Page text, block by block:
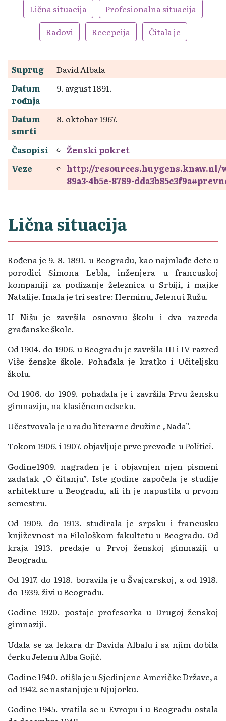
Lična situacija
Profesionalna situacija
Radovi
Recepcija Čitala je
Suprug
David Albala
Datum
rođenja
9. avgust 1891.
Datum
smrti
8. oktobar 1967.
Časopisi
Ženski pokret
Veze
http://
89a3-4b5e-8789-
Lična situacija
Rođena je 9. 8. 1891. u Beogradu, kao najmlađe dete u
porodici Simona Lebla, inženjera u francuskoj
kompaniji za podizanje železnica u Srbiji, i majke
Natalije. Imala je tri sestre: Herminu, Jelenu i Ružu.
U Nišu je završila osnovnu školu i dva razreda
građanske škole.
Od 1904. do 1906. u Beogradu je završila III i IV razred
Više ženske škole. Pohađala je kratko i Učiteljsku
školu.
Od 1906. do 1909. pohađala je i završila Prvu žensku
gimnaziju, na klasičnom odseku.
Učestvovala je u radu literarne družine „Nada”.
Tokom 1906. i 1907. objavljuje prve prevode uPolitici.
Godine1909. nagrađen je i objavnjen njen pismeni
zadatak „O čitanju”. Iste godine započela je studije
arhitekture u Beogradu, ali ih je napustila u prvom
semestru.
Od 1909. do 1913. studirala je srpsku i francusku
književnost na Filološkom fakultetu u Beogradu. Od
kraja 1913. predaje u Prvoj ženskoj gimnaziji u
Beogradu.
Od 1917. do 1918. boravila je u Švajcarskoj, a od 1918.
do 1939. živi u Beogradu.
Godine 1920. postaje profesorka u Drugoj ženskoj
gimnaziji.
Udala se za lekara dr Davida Albalu i sa njim dobila
ćerku Jelenu Alba Gojić.
Godine 1940. otišla je u Sjedinjene Američke Države, a
od 1942. se nastanjuje u Njujorku.
Godine 1945. vratila se u Evropu i u Beogradu ostala